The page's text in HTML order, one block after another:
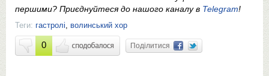
першими? Приєднуйтеся до нашого каналу в Telegram!
Теги: гастролі волинський хор
0 Поділитися